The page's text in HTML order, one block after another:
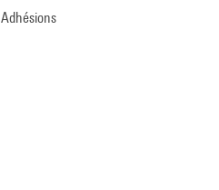
Adhésions